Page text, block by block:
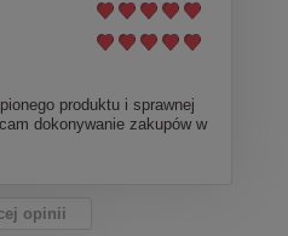
produktu i sprawnej
dokonywanie zakupów w
opinii